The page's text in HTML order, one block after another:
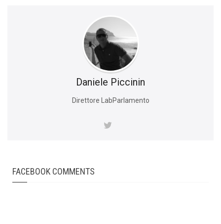
Daniele Piccinin
Direttore LabParlamento
FACEBOOK COMMENTS